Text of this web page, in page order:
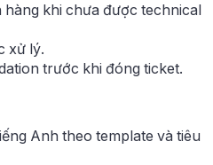
hàng khi chưa được technical
xử lý.
trước khi đóng ticket.
Anh theo template và tiêu